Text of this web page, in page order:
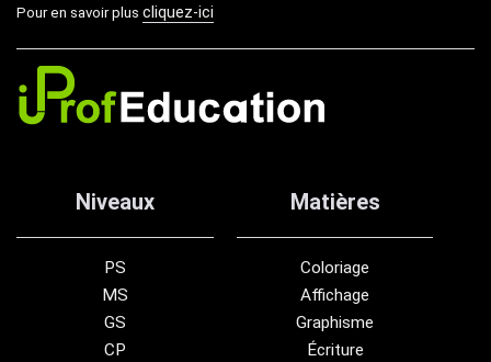
Pour en savoir plus cliquez-ici
Niveaux
PS
MS
GS
CP
Matières
Coloriage
Affichage
Graphisme
Écriture